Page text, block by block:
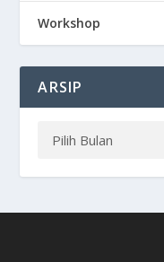
Workshop
ARSIP